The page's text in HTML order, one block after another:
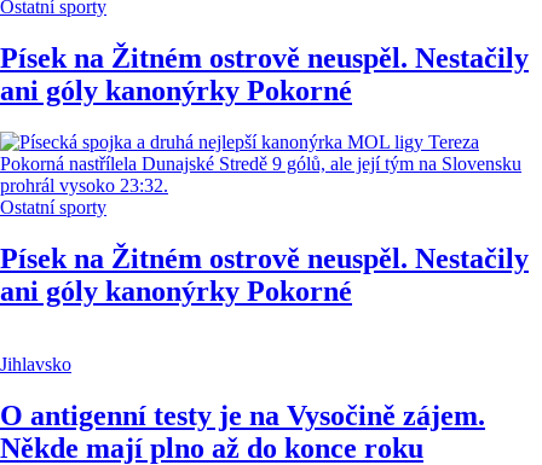
Ostatní sporty
Písek na Žitném ostrově neuspěl. Nestačily
ani góly kanonýrky Pokorné
Ostatní sporty
Písek na Žitném ostrově neuspěl. Nestačily
ani góly kanonýrky Pokorné
Jihlavsko
O antigenní testy je na Vysočině zájem.
Někde mají plno až do konce roku